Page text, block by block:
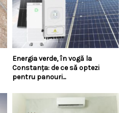
Energia verde, în vogă la
Constanța: de ce să optezi
pentru panouri...